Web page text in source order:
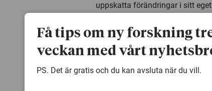
uppskatta förändringar i sitt
– Tidigare har det sagts att vi
luktsinnet. Den som tror sig ha
svårt att värdera sitt luktsinne i
visa att man är bra på är bra
luktsinne, särskilt om det sker
Få tips om ny forskning
veckan med vårt
PS. Det är gratis och du kan avsluta när du vill.